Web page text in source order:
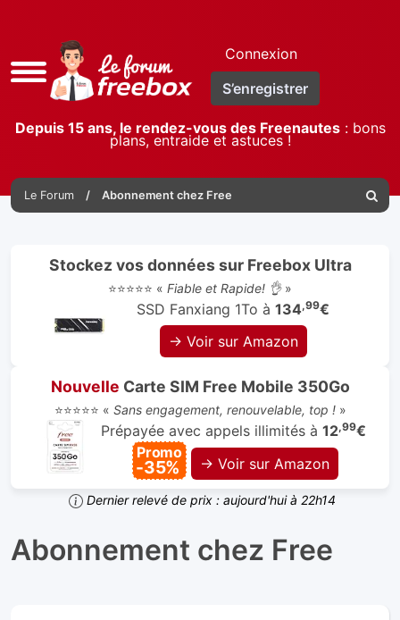
Accès
rapide
Connexion
S’enregistrer
Depuis 15 ans, le rendez-vous des Freenautes: bons
plans, entraide et astuces !
Le Forum Abonnement chez Free
Stockez vos données sur Freebox Ultra
⭐⭐⭐⭐⭐ « Fiable et Rapide! 👌»
SSD Fanxiang 1To à 134,99€
→ Voir sur Amazon
Nouvelle Carte SIM Free Mobile 350Go
⭐⭐⭐⭐⭐ « Sans engagement, renouvelable, top !»
Prépayée avec appels illimités à 12,99€
Promo
-35% → Voir sur Amazon
Dernier relevé de prix : aujourd'hui à 22h14
Abonnement chez Free